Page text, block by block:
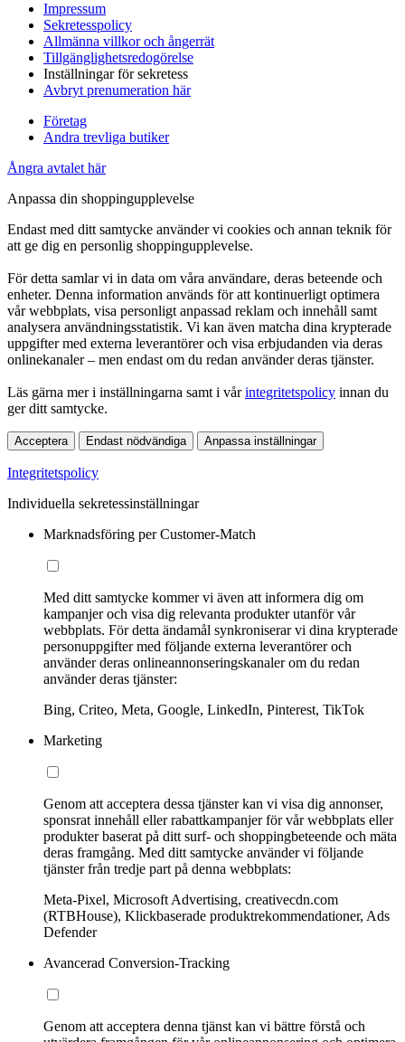
Impressum
Sekretesspolicy
Allmänna villkor och ångerrät
Tillgänglighetsredogörelse
Inställningar för sekretess
Avbryt prenumeration här
Företag
Andra trevliga butiker
Ångra avtalet här
Anpassa din shoppingupplevelse
Endast med ditt samtycke använder vi cookies och annan teknik för
att ge dig en personlig shoppingupplevelse.
För detta samlar vi in data om våra användare, deras beteende och
enheter. Denna information används för att kontinuerligt optimera
vår webbplats, visa personligt anpassad reklam och innehåll samt
analysera användningsstatistik. Vi kan även matcha dina krypterade
uppgifter med externa leverantörer och visa erbjudanden via deras
onlinekanaler – men endast om du redan använder deras tjänster.
Läs gärna mer i inställningarna samt i vårintegritetspolicy innan du
ger ditt samtycke.
Acceptera Endast nödvändiga Anpassa inställningar
Integritetspolicy
Individuella sekretessinställningar
Marknadsföring per Customer-Match
Med ditt samtycke kommer vi även att informera dig om
kampanjer och visa dig relevanta produkter utanför vår
webbplats. För detta ändamål synkroniserar vi dina krypterade
personuppgifter med följande externa leverantörer och
använder deras onlineannonseringskanaler om du redan
använder deras tjänster:
Bing, Criteo, Meta, Google, LinkedIn, Pinterest, TikTok
Marketing
Genom att acceptera dessa tjänster kan vi visa dig annonser,
sponsrat innehåll eller rabattkampanjer för vår webbplats eller
produkter baserat på ditt surf- och shoppingbeteende och mäta
deras framgång. Med ditt samtycke använder vi följande
tjänster från tredje part på denna webbplats:
Meta-Pixel, Microsoft Advertising, creativecdn.com
(RTBHouse), Klickbaserade produktrekommendationer, Ads
Defender
Avancerad Conversion-Tracking
Genom att acceptera denna tjänst kan vi bättre förstå och